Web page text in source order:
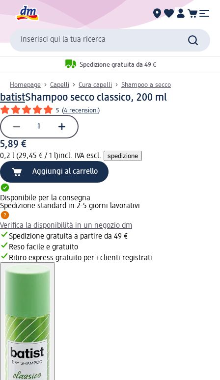
Inserisci qui la tua ricerca
Spedizione gratuita da 49 €
Homepage Capelli Cura capelli Shampoo a secco
batistShampoo secco classico, 200 ml
5 (4 recensioni)
5,89 €
0,2 l (29,45 € / 1 l)incl. IVA escl. spedizione
Aggiungi al carrello
Disponibile per la consegna
Spedizione standard in 2-5 giorni lavorativi
Verifica la disponibilità in un negozio dm
Spedizione gratuita a partire da 49 €
Reso facile e gratuito
Ritiro express gratuito per i clienti registrati